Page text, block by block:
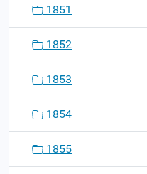
1851
1852
1853
1854
1855